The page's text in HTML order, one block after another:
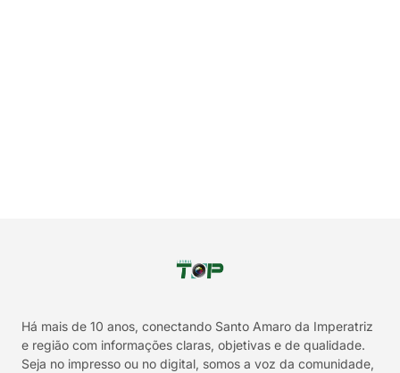
Há mais de 10 anos, conectando Santo Amaro da Imperatriz
e região com informações claras, objetivas e de qualidade.
Seja no impresso ou no digital, somos a voz da comunidade,